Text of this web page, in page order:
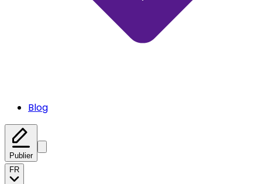
Blog
Publier
FR